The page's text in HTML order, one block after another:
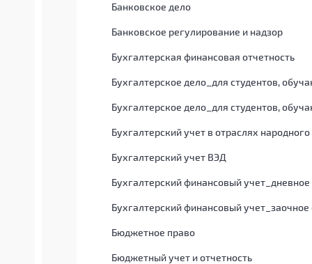
Банковское дело
Банковское регулирование и надзор
Бухгалтерская финансовая отчетность
Бухгалтерское дело_для студентов,
Бухгалтерское дело_для студентов,
Бухгалтерский учет в отраслях
Бухгалтерский учет ВЭД
Бухгалтерский финансовый учет_дневное
Бухгалтерский финансовый учет_заочное
Бюджетное право
Бюджетный учет и отчетность